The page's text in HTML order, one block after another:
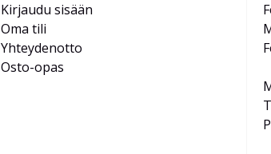
Kirjaudu sisään
Oma tili
Yhteydenotto
Osto-opas